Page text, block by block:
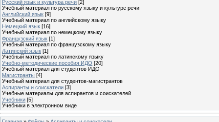
Русский язык и культура речи [2]
Учебный материал по русскому языку и культуре речи
Английский язык [9]
Учебный материал по английскому языку
Немецкий язык [16]
Учебный материал по немецкому языку
Французский язык [1]
Учебный материал по французскому языку
Латинский язык [1]
Учебный материал по латинскому языку
Учебно-методические пособия ИДО [20]
Учебный материал для студентов ИДО
Магистранты [4]
Учебный материал для студентов-магистрантов
Аспиранты и соискатели [3]
Учебные материалы для аспирантов и соискателей
Учебники [5]
Учебники в электронном виде